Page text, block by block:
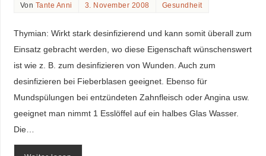
Von Tante Anni 3. November 2008 Gesundheit
Thymian: Wirkt stark desinfizierend und kann somit überall zum
Einsatz gebracht werden, wo diese Eigenschaft wünschenswert
ist wie z. B. zum desinfizieren von Wunden. Auch zum
desinfizieren bei Fieberblasen geeignet. Ebenso für
Mundspülungen bei entzündeten Zahnfleisch oder Angina usw.
geeignet man nimmt 1 Esslöffel auf ein halbes Glas Wasser.
Die…